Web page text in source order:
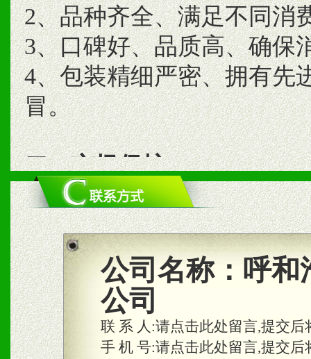
2、品种齐全、满足不同消
3、口碑好、品质高、确保
4、包装精细严密、拥有先
冒。
二、市场保护
1、统一市场价格；建立全
商利润。
2、区域独家经营；建立区
合作关系。
三、物料及媒体
公司名称： 呼和
公司
联 系 人:请点击此处留言,提交
手 机 号:请点击此处留言,提交